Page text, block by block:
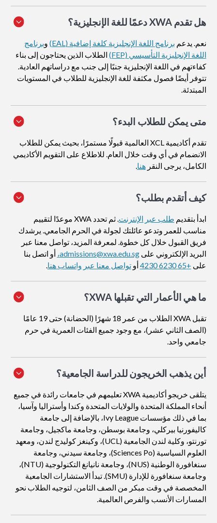
هل تقدم XWA دعمًا للغة الإنجليزية؟
نعم. يدعم برنامج اللغة الإنجليزية كلغة إضافية (EAL) وبرنامج
اللغة الإنجليزية التأسيسي (FEP)
الطلاب الذين يحتاجون إلى بناء
كفاءتهم في اللغة الإنجليزية جنبًا إلى جنب مع دراساتهم العادية.
تتوفر أيضًا فصول مكثفة للغة الإنجليزية للطلاب في المستويات
المبتدئة.
متى يمكن للطلاب البدء؟
تقدم أكاديمية XCL العالمية قبولًا مستمرًا، بحيث يمكن للطلاب
الانضمام في أي وقت خلال العام. للاطلاع على التقويم الأكاديمي
الكامل، يرجى النقرهنا
كيف أتقدم بطلب؟
ابدأ بتقديم طلب عبر الإنترنت
. ثم تحدد XWA موعدًا لتقييم
مناسب للعمر وتدعو عائلتك لجولة في الحرم الجامعي. يرشدك
فريق القبول خلال كل خطوة. لمعرفة المزيد، تواصل معنا عبر
البريد الإلكتروني علىadmissions@xwa.edu.sg، أو اتصل بنا
على +65 6230 4230 أوتواصل معنا عبر واتساب هنا
ما هي الأعمار التي تقبلها XWA؟
تقبل XWA الطلاب من عمر 18 شهرًا (الحضانة) حتى 19 عامًا
(الصف الثاني عشر)، مع وجود جميع الفئات العمرية في حرم
جامعي واحد.
أين يذهب الخريجون للدراسة الجامعية؟
يتلقى خريجو أكاديمية XWA تعليمهم في جامعات رائدة في جميع
أنحاء المملكة المتحدة والولايات المتحدة وكندا وأستراليا وآسيا،
بما في ذلك مؤسسات Ivy League، بالإضافة إلى جامعة
كاليفورنيا بيركلي، وجامعة بوسطن، وجامعة ماكجيل، وجامعة
تورنتو، وكلية لندن الجامعية (UCL)، وكينغز كوليدج لندن، ومعهد
العلوم السياسية (Sciences Po)، وجامعة سيدني، وجامعة
سنغافورة الوطنية (NUS)، وجامعة نانيانغ التكنولوجية (NTU)،
وجامعة سنغافورة للإدارة (SMU). تبدأ الاستشارات الجامعية
المخصصة في وقت مبكر من الصف الثامن، لتوجيه الطلاب نحو
المسارات الأنسب والفرص العالمية.